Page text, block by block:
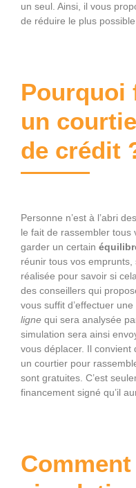
un seul. Ainsi, il vous
de réduire le plus
Pourquoi
un
de crédit
Personne n’est à l’abri
le fait de rassembler tous
garder un certain
réunir tous vos emprunts,
réalisée pour savoir si
des conseillers qui
vous suffit d’effectuer une
ligne qui sera analysée
simulation sera ainsi
vous déplacer. Il convient
un courtier pour
sont gratuites. C’est
financement signé qu’il